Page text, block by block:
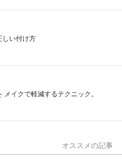
しい付け方
イクで軽減するテクニック。
オススメの記事